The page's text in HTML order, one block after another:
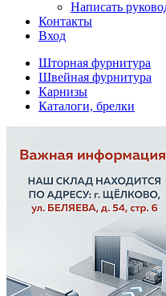
Написать
Контакты
Вход
Шторная фурнитура
Швейная фурнитура
Карнизы
Каталоги, брелки